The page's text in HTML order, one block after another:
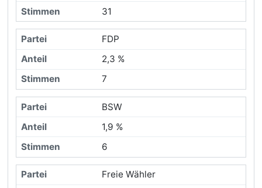
31
FDP
2,3 %
7
BSW
1,9 %
6
Freie Wähler